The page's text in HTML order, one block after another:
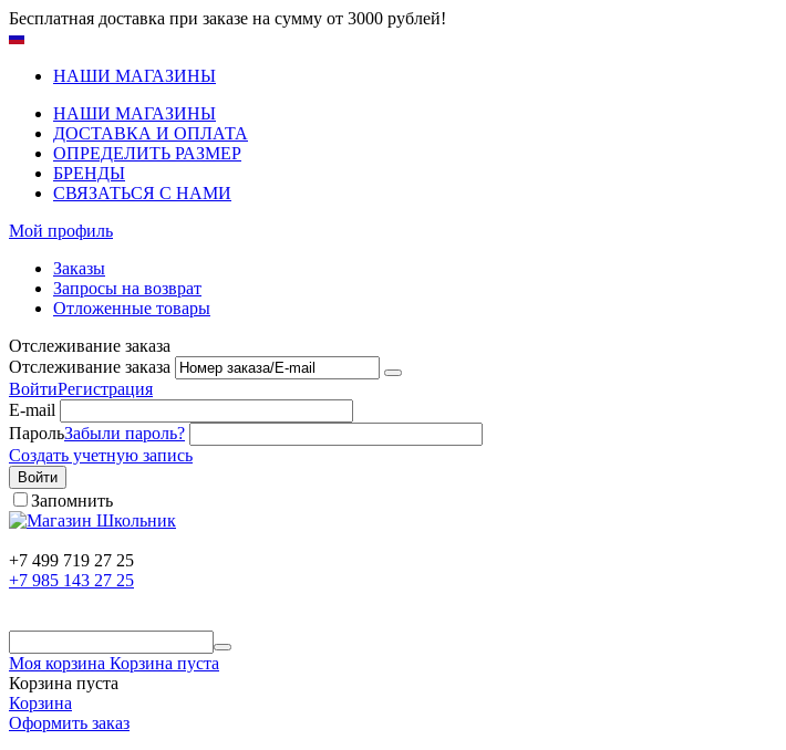
Бесплатная доставка при заказе на сумму от 3000 рублей!
НАШИ МАГАЗИНЫ
НАШИ МАГАЗИНЫ
ДОСТАВКА И ОПЛАТА
ОПРЕДЕЛИТЬ РАЗМЕР
БРЕНДЫ
СВЯЗАТЬСЯ С НАМИ
Мой профиль
Заказы
Запросы на возврат
Отложенные товары
Отслеживание заказа
Отслеживание заказа
ВойтиРегистрация
E-mail
ПарольЗабыли пароль?
Создать учетную запись
Войти
Запомнить
+7 499 719 27 25
+7 985 143 27 25
Моя корзина Корзина пуста
Корзина пуста
Корзина
Оформить заказ